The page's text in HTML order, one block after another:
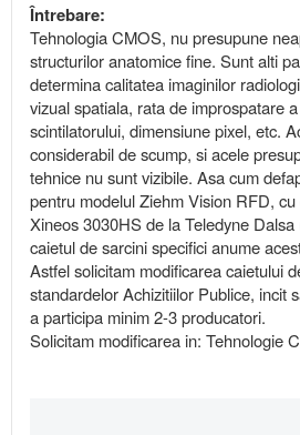
Întrebare:
Tehnologia CMOS, nu presupune
structurilor anatomice fine. Sunt alti
determina calitatea imaginilor
vizual spatiala, rata de improspatare
scintilatorului, dimensiune pixel, etc.
considerabil de scump, si acele
tehnice nu sunt vizibile. Asa cum
pentru modelul Ziehm Vision RFD,
Xineos 3030HS de la Teledyne
caietul de sarcini specifici anume
Astfel solicitam modificarea caietului
standardelor Achizitiilor Publice, incit
a participa minim 2-3 producatori.
Solicitam modificarea in: Tehnologie